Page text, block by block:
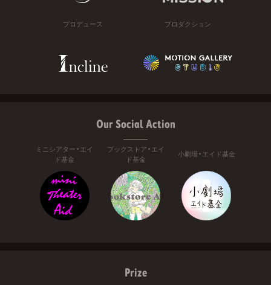
プロデュース プロダクション
Our Social Action
ミニシアター・エイ
ド基金
ブックストア・エイ
ド基金
小劇場・エイド基金
Prize